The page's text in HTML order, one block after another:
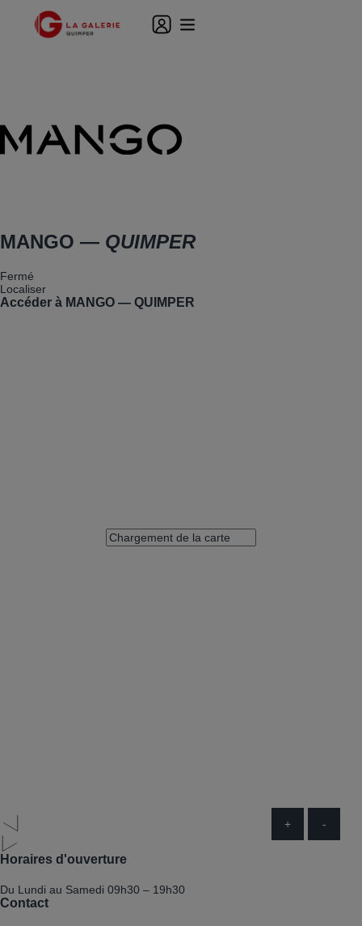
MANGO — QUIMPER
Fermé
Localiser
Accéder à MANGO — QUIMPER
+ -
Horaires d'ouverture
Du Lundi au Samedi 09h30 – 19h30
Contact